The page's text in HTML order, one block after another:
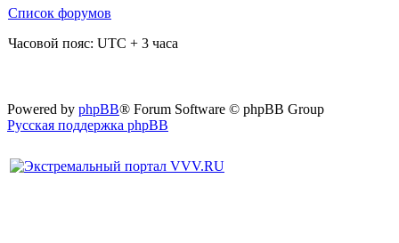
Список форумов
Часовой пояс: UTC + 3 часа
Powered by phpBB® Forum Software © phpBB Group
Русская поддержка phpBB